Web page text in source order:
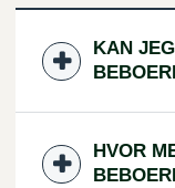
KAN
HVOR